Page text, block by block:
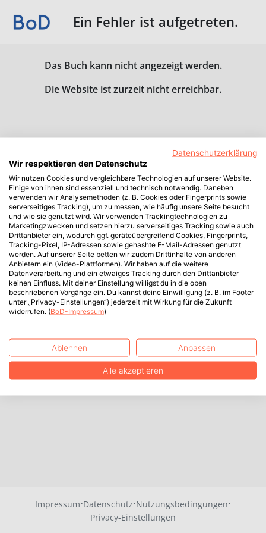
Ein Fehler ist aufgetreten.
Das Buch kann nicht angezeigt werden.
Die Website ist zurzeit nicht erreichbar.
Impressum·Datenschutz·Nutzungsbedingungen·
Privacy-Einstellungen
Datenschutzerklärung
Wir respektieren den Datenschutz
Wir nutzen Cookies und vergleichbare Technologien auf unserer Website.
Einige von ihnen sind essenziell und technisch notwendig. Daneben
verwenden wir Analysemethoden (z. B. Cookies oder Fingerprints sowie
serverseitiges Tracking), um zu messen, wie häufig unsere Seite besucht
und wie sie genutzt wird. Wir verwenden Trackingtechnologien zu
Marketingzwecken und setzen hierzu serverseitiges Tracking sowie auch
Drittanbieter ein, wodurch ggf. geräteübergreifend Cookies, Fingerprints,
Tracking-Pixel, IP-Adressen sowie gehashte E-Mail-Adressen genutzt
werden. Auf unserer Seite betten wir zudem Drittinhalte von anderen
Anbietern ein (Video-Plattformen). Wir haben auf die weitere
Datenverarbeitung und ein etwaiges Tracking durch den Drittanbieter
keinen Einfluss. Mit deiner Einstellung willigst du in die oben
beschriebenen Vorgänge ein. Du kannst deine Einwilligung (z. B. im Footer
unter „Privacy-Einstellungen“) jederzeit mit Wirkung für die Zukunft
widerrufen. (BoD-Impressum)
Ablehnen Anpassen
Alle akzeptieren